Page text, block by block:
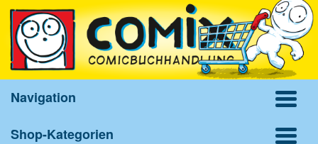
Navigation
Shop-Kategorien